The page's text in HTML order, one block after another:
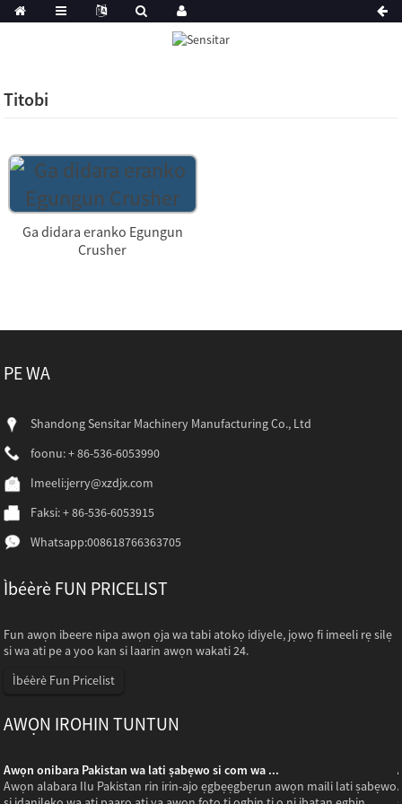
Titobi
Ga didara eranko Egungun
Crusher
PE WA
Shandong Sensitar Machinery Manufacturing Co., Ltd
foonu: + 86-536-6053990
Imeeli:jerry@xzdjx.com
Faksi: + 86-536-6053915
Whatsapp:008618766363705
Ìbéèrè FUN PRICELIST
Fun awọn ibeere nipa awọn ọja wa tabi atokọ idiyele, jọwọ fi imeeli rẹ silẹ
si wa ati pe a yoo kan si laarin awọn wakati 24.
Ìbéèrè Fun Pricelist
AWỌN IROHIN TUNTUN
Awọn onibara Pakistan wa lati ṣabẹwo si com wa ...
Awọn alabara Ilu Pakistan rin irin-ajo ẹgbẹẹgbẹrun awọn maili lati ṣabẹwo